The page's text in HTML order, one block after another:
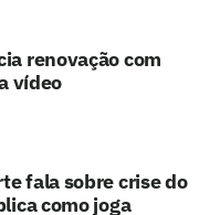
renovação com
vídeo
fala sobre crise do
como joga